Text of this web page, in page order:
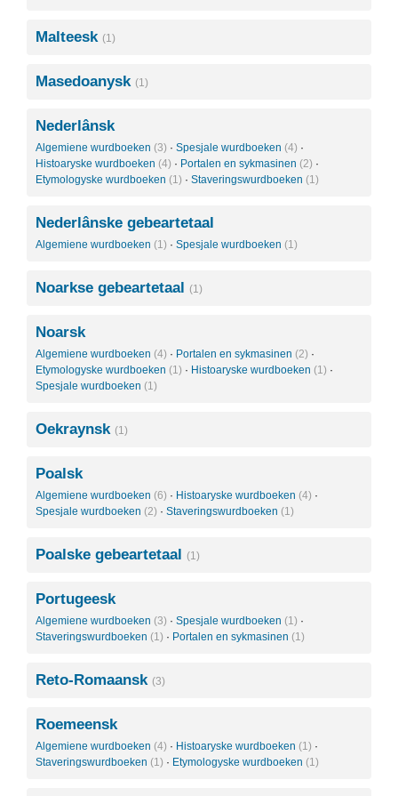
Malteesk (1)
Masedoanysk (1)
Nederlânsk
Algemiene wurdboeken (3) · Spesjale wurdboeken (4) ·
Histoaryske wurdboeken (4) · Portalen en sykmasinen (2) ·
Etymologyske wurdboeken (1) · Staveringswurdboeken (1)
Nederlânske gebeartetaal
Algemiene wurdboeken (1) · Spesjale wurdboeken (1)
Noarkse gebeartetaal (1)
Noarsk
Algemiene wurdboeken (4) · Portalen en sykmasinen (2) ·
Etymologyske wurdboeken (1) · Histoaryske wurdboeken (1) ·
Spesjale wurdboeken (1)
Oekraynsk (1)
Poalsk
Algemiene wurdboeken (6) · Histoaryske wurdboeken (4) ·
Spesjale wurdboeken (2) · Staveringswurdboeken (1)
Poalske gebeartetaal (1)
Portugeesk
Algemiene wurdboeken (3) · Spesjale wurdboeken (1) ·
Staveringswurdboeken (1) · Portalen en sykmasinen (1)
Reto-Romaansk (3)
Roemeensk
Algemiene wurdboeken (4) · Histoaryske wurdboeken (1) ·
Staveringswurdboeken (1) · Etymologyske wurdboeken (1)